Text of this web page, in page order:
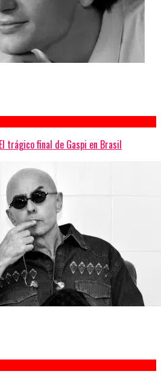
trágico final de Gaspi en Brasil